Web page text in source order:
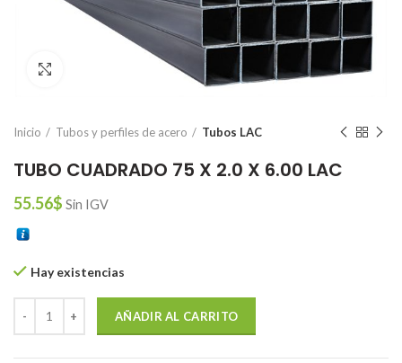
Inicio Tubos y perfiles de acero Tubos LAC
TUBO CUADRADO 75 X 2.0 X 6.00 LAC
55.56$ Sin IGV
Hay existencias
AÑADIR AL CARRITO